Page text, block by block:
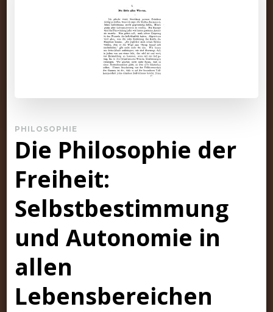
PHILOSOPHIE
Die Philosophie der
Freiheit:
Selbstbestimmung
und Autonomie in
allen
Lebensbereichen